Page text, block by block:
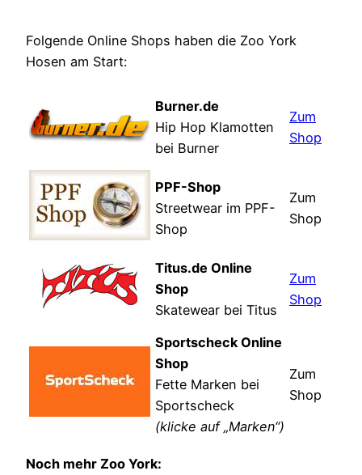
Folgende Online Shops haben die Zoo York
Hosen am Start:
Burner.de
Hip Hop Klamotten
bei Burner
Zum
Shop
PPF-Shop
Streetwear im PPF-
Shop
Zum
Shop
Titus.de Online
Shop
Skatewear bei Titus
Zum
Shop
Sportscheck Online
Shop
Fette Marken bei
Sportscheck
(klicke auf „Marken“)
Zum
Shop
Noch mehr Zoo York: